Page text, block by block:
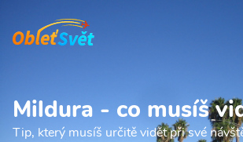
Mildura - co musíš
Tip, který musíš určitě vidět při své